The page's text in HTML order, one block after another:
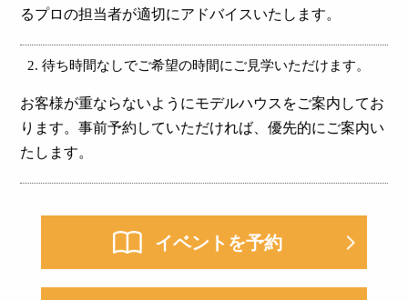
るプロの担当者が適切にアドバイスいたします。
待ち時間なしでご希望の時間にご見学いただけます。
お客様が重ならないようにモデルハウスをご案内してお
ります。事前予約していただければ、優先的にご案内い
たします。
イベントを予約